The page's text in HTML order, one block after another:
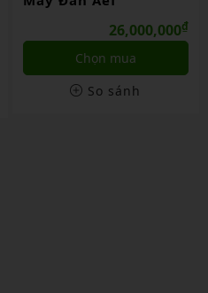
26,000,000₫
Chọn mua
So sánh